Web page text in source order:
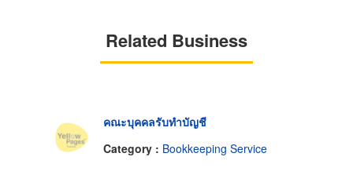
Related Business
คณะบุคคลรับทำบัญชี
Category : Bookkeeping Service